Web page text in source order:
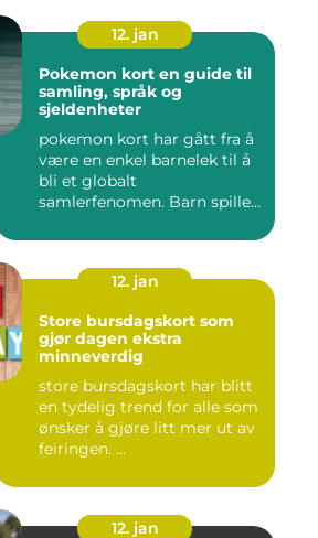
12. jan
Pokemon kort en guide til
samling, språk og
sjeldenheter
pokemon kort har gått fra å
være en enkel barnelek til å
bli et globalt
samlerfenomen. Barn spiller
12. jan
Store bursdagskort som
gjør dagen ekstra
minneverdig
store bursdagskort har blitt
en tydelig trend for alle som
ønsker å gjøre litt mer ut av
feiringen. ...
12. jan